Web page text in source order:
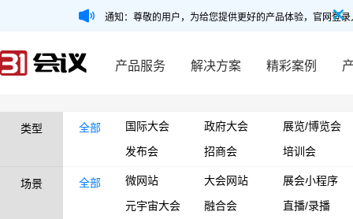
通知：尊敬的用户，为给您提供更好的产品体验，官网登
产品服务 解决方案 精彩案例
类型 全部 国际大会 政府大会
展览/博览会
发布会
招商会 培训会
场景 全部 微网站 大会网站
展会小程序
元宇宙大会
融合会
直播/录播